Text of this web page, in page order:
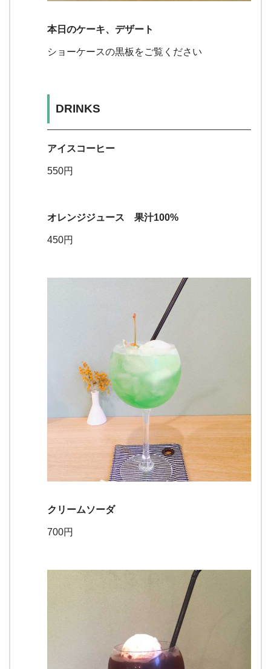
本日のケーキ、デザート
ショーケースの黒板をご覧ください
DRINKS
アイスコーヒー
550円
オレンジジュース 果汁100%
450円
クリームソーダ
700円